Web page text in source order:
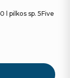
l pilkos sp. 5Five